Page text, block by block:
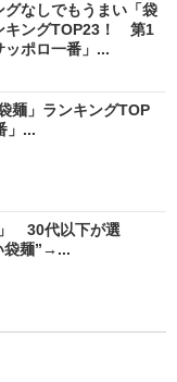
グなしでもうまい「袋
キングTOP23！ 第1
ッポロ一番」...
麺」ランキングTOP
」...
」 30代以下が選
袋麺”→...